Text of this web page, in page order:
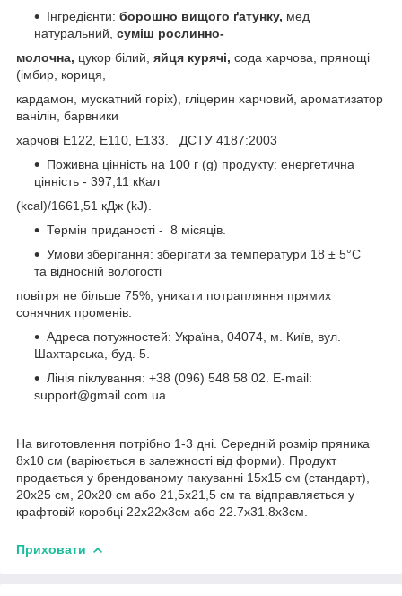
Інгредієнти: борошно вищого ґатунку, мед
натуральний, суміш рослинно-
молочна, цукор білий, яйця курячі, сода харчова, прянощі
(імбир, кориця,
кардамон, мускатний горіх), гліцерин харчовий, ароматизатор
ванілін, барвники
харчові Е122, E110, E133. ДСТУ 4187:2003
Поживна цінність на 100 г (g) продукту: енергетична
цінність - 397,11 кКал
(kcal)/1661,51 кДж (kJ).
Термін приданості - 8 місяців.
Умови зберігання: зберігати за температури 18 ± 5°C
та відносній вологості
повітря не більше 75%, уникати потрапляння прямих
сонячних променів.
Адреса потужностей: Україна, 04074, м. Київ, вул.
Шахтарська, буд. 5.
Лінія піклування: +38 (096) 548 58 02. E-mail:
support@gmail.com.ua
На виготовлення потрібно 1-3 дні. Cередній розмір пряника
8х10 см (варіюється в залежності від форми). Продукт
продається у брендованому пакуванні 15х15 см (стандарт),
20х25 см, 20х20 см або 21,5х21,5 см та відправляється у
крафтовій коробці 22х22х3см або 22.7х31.8х3см.
Приховати